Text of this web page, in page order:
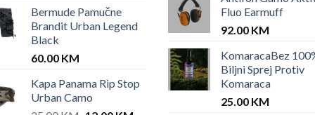
was:
42.00 KM.35.00 KM.
Bermude Pamučne
Brandit Urban Legend
Black
60.00 KM
Kapa Panama Rip Stop
Urban Camo
Fluo Earmuff
92.00 KM
KomaracaBez
Biljni Sprej Protiv
Komaraca
25.00 KM